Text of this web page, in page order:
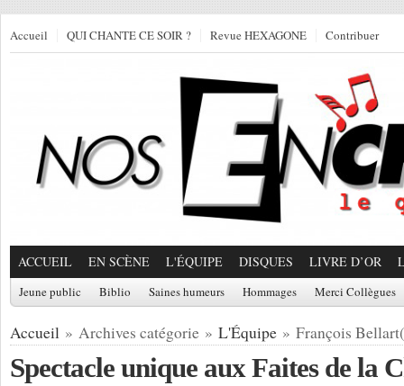
Accueil QUI CHANTE CE SOIR ? Revue HEXAGONE Contribuer
ACCUEIL EN SCÈNE L'ÉQUIPE DISQUES LIVRE D’OR
Jeune public Biblio Saines humeurs Hommages Merci Collègues
Accueil » Archives catégorie » L'Équipe » François
Spectacle unique aux Faites de la